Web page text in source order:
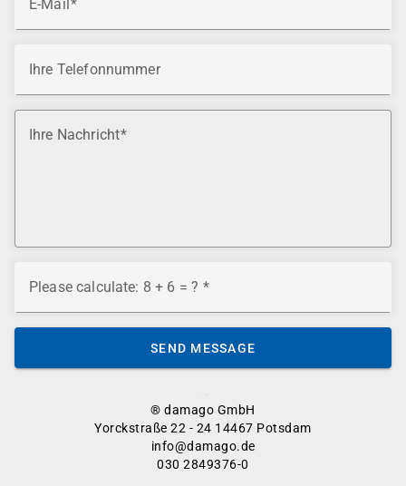
® damago GmbH
Yorckstraße 22 - 24 14467 Potsdam
info@damago.de
030 2849376-0
E-Mail
Ihre Telefonnummer
Ihre Nachricht
Please calculate: 8 + 6 = ?
SEND MESSAGE